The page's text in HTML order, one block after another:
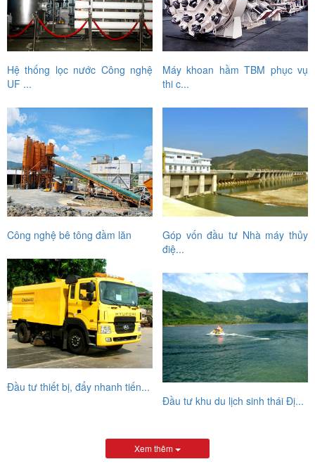
Hệ thống lọc nước Công nghệ
UF ...
Máy khoan hầm TBM phục vụ
thi c...
Công nghệ bê tông đầm lăn
Góp vốn đầu tư Nhà máy thủy
điệ...
Đầu tư thiết bị, đẩy nhanh tiến...
Đầu tư khu du lịch sinh thái Đị...
Xem thêm